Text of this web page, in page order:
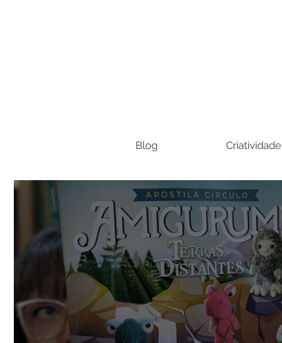
Blog Criatividade